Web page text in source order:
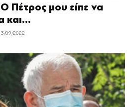
Πέτρος μου είπε να
και...
09/2022